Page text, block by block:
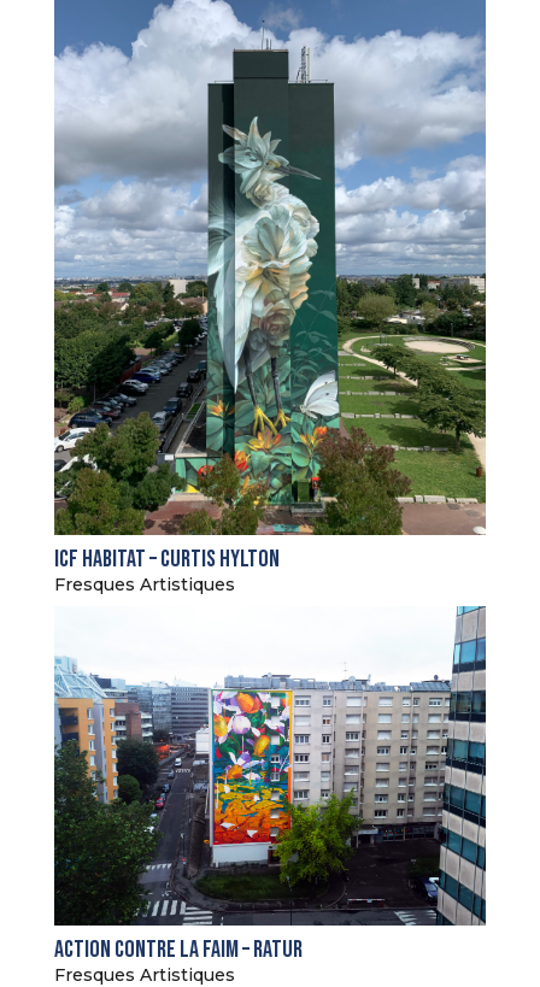
ICF Habitat – Curtis Hylton
Fresques Artistiques
Action Contre La Faim – Ratur
Fresques Artistiques